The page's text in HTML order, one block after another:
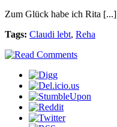
Zum Glück habe ich Rita [...]
Tags: Claudi lebt, Reha